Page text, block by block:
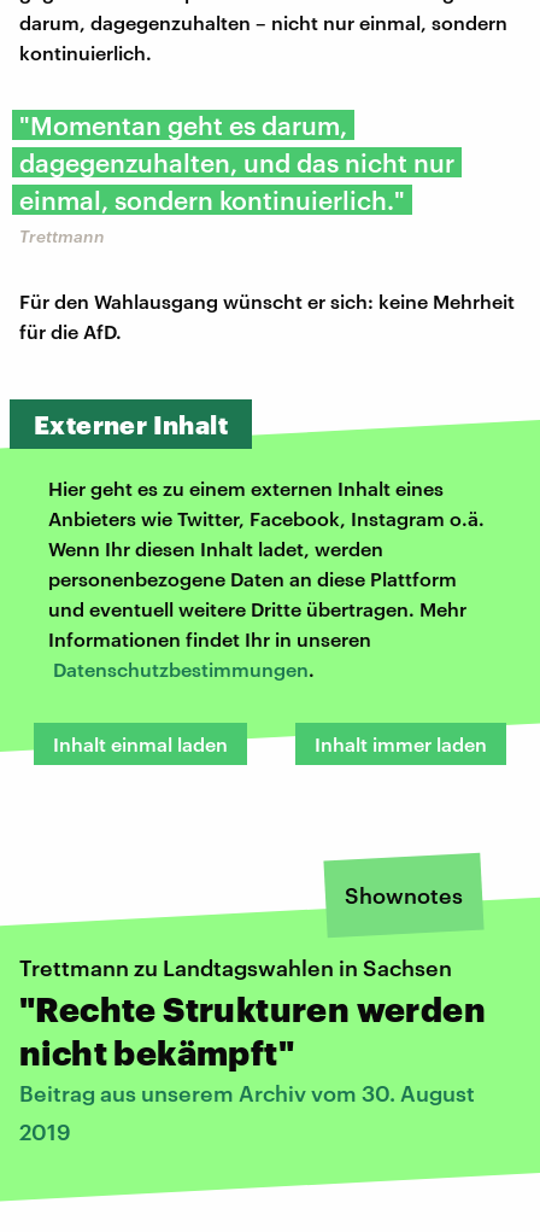
darum, dagegenzuhalten – nicht nur einmal, sondern
kontinuierlich.
"Momentan geht es darum,
dagegenzuhalten, und das nicht nur
einmal, sondern kontinuierlich."
Trettmann
Für den Wahlausgang wünscht er sich: keine Mehrheit
für die AfD.
Externer Inhalt
Hier geht es zu einem externen Inhalt eines
Anbieters wie Twitter, Facebook, Instagram o.ä.
Wenn Ihr diesen Inhalt ladet, werden
personenbezogene Daten an diese Plattform
und eventuell weitere Dritte übertragen. Mehr
Informationen findet Ihr in unseren
Datenschutzbestimmungen.
Inhalt einmal laden Inhalt immer laden
Shownotes
Trettmann zu Landtagswahlen in Sachsen
"Rechte Strukturen werden
nicht bekämpft"
Beitrag aus unserem Archiv vom 30. August
2019